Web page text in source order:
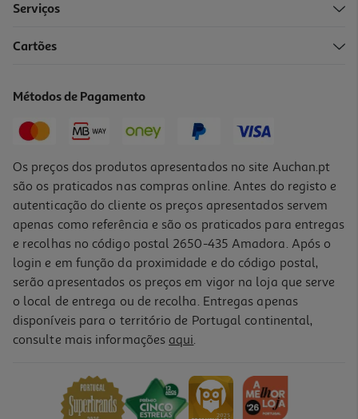
Caixa Em Vidro Redonda Actuel Hermética Com Válvula 0.92l
Serviços
Cartões
Métodos de Pagamento
Os preços dos produtos apresentados no site Auchan.pt
são os praticados nas compras online. Antes do registo e
autenticação do cliente os preços apresentados servem
apenas como referência e são os praticados para entregas
e recolhas no código postal 2650-435 Amadora. Após o
login e em função da proximidade e do código postal,
serão apresentados os preços em vigor na loja que serve
o local de entrega ou de recolha. Entregas apenas
disponíveis para o território de Portugal continental,
consulte mais informações aqui.